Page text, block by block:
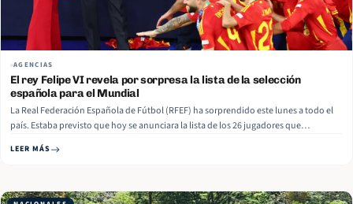
AGENCIAS
El rey Felipe VI revela por sorpresa la lista de la selección
española para el Mundial
La Real Federación Española de Fútbol (RFEF) ha sorprendido este lunes a todo el
país. Estaba previsto que hoy se anunciara la lista de los 26 jugadores que
propio rey Felipe VI quien ha presentado la alineación. Read More
LEER MÁS